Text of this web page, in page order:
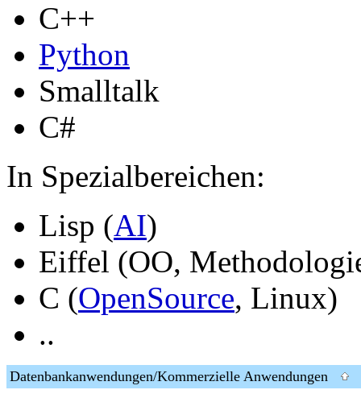
C++
Python
Smalltalk
C#
In Spezialbereichen:
Lisp (AI)
Eiffel (OO,
C (OpenSource, Linux)
..
Datenbankanwendungen/Kommerzielle Anwendungen